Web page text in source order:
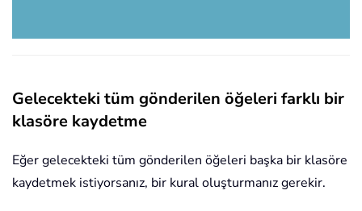
Gelecekteki tüm gönderilen öğeleri farklı bir
klasöre kaydetme
Eğer gelecekteki tüm gönderilen öğeleri başka bir klasöre
kaydetmek istiyorsanız, bir kural oluşturmanız gerekir.